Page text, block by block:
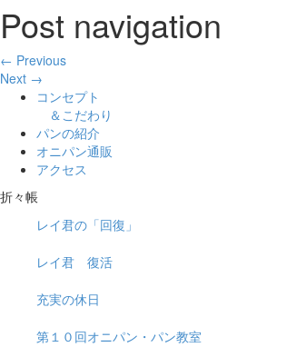
Post navigation
← Previous
Next →
コンセプト
＆こだわり
パンの紹介
オニパン通販
アクセス
折々帳
レイ君の「回復」
レイ君 復活
充実の休日
第１０回オニパン・パン教室